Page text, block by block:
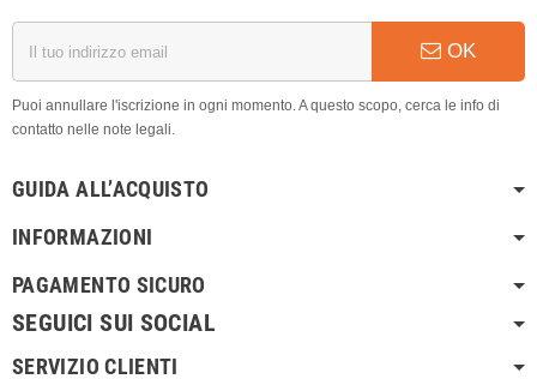
OK
Puoi annullare l'iscrizione in ogni momento. A questo scopo, cerca le info di
contatto nelle note legali.
GUIDA ALL’ACQUISTO
INFORMAZIONI
PAGAMENTO SICURO
SEGUICI SUI SOCIAL
SERVIZIO CLIENTI